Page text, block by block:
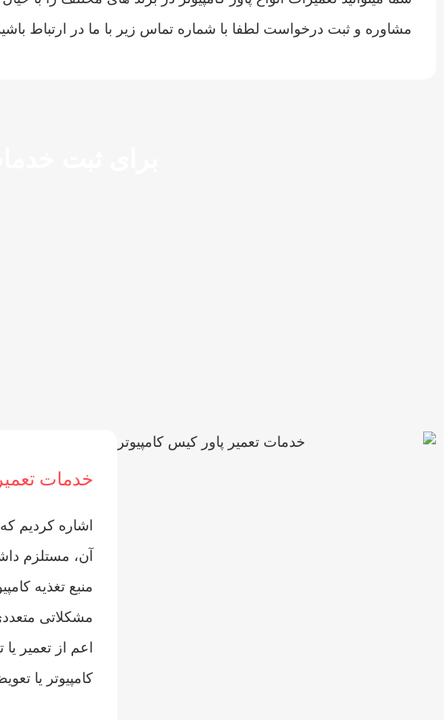
مشاوره و ثبت درخواست لطفا با شماره تماس زیر با ما در ارتباط
خدمات
اشاره کردیم
آن، مستلزم
منبع تغذیه
مشکلاتی
اعم از تعمیر
کامپیوتر یا